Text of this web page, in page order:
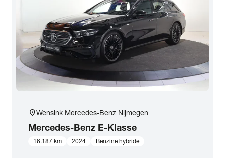
location_onWensink Mercedes-Benz Nijmegen
Mercedes-Benz E-Klasse
16.187 km 2024 Benzine hybride